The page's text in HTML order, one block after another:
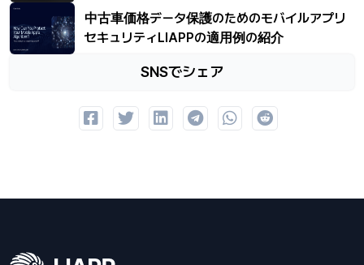
中古車価格データ保護のためのモバイルアプリ
セキュリティLIAPPの適用例の紹介
SNSでシェア